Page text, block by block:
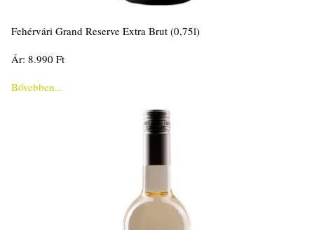
Fehérvári Grand Reserve Extra Brut (0,75l)
Ár: 8.990 Ft
Bővebben...